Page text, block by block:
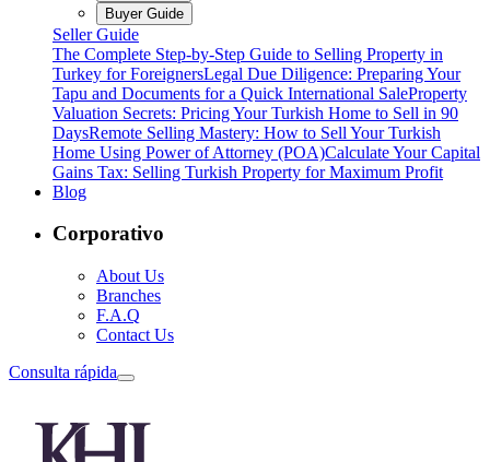
Buyer Guide
Seller Guide
The Complete Step-by-Step Guide to Selling Property in
Turkey for ForeignersLegal Due Diligence: Preparing Your
Tapu and Documents for a Quick International SaleProperty
Valuation Secrets: Pricing Your Turkish Home to Sell in 90
DaysRemote Selling Mastery: How to Sell Your Turkish
Home Using Power of Attorney (POA)Calculate Your Capital
Gains Tax: Selling Turkish Property for Maximum Profit
Blog
Corporativo
About Us
Branches
F.A.Q
Contact Us
Consulta rápida